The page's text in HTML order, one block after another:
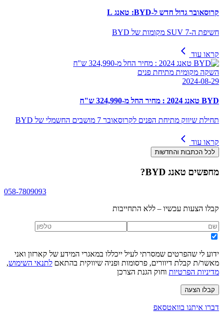
קרוסאובר גדול חדש ל-BYD: טאנג L
חשיפת ה-SUV 7 מקומות של BYD
קראו עוד
השקה מקומית מתיחת פנים
2024-08-29
BYD טאנג 2024 : מחיר החל מ-324,990 ש"ח
תחילת שיווק מתיחת הפנים לקרוסאובר 7 מושבים החשמלי של BYD
קראו עוד
לכל הכתבות והחדשות
מחפשים BYD טאנג ?
058-7809093
קבלו הצעות עכשיו – ללא התחייבות
ידוע לי שהפרטים שמסרתי לעיל ייכללו במאגרי המידע של קארזון ואני
מאשר/ת קבלת דיוורים, פרסומות ופניה שיווקית בהתאם לתנאי השימוש,
מדיניות הפרטיות וחוק הגנת הצרכן
קבלו הצעה
דברו איתנו בוואטסאפ